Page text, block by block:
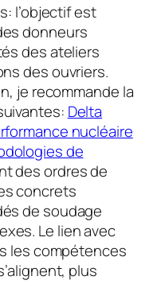
l’objectif est
donneurs
des ateliers
des ouvriers.
je recommande la
Delta
nucléaire
de
des ordres de
concrets
de soudage
Le lien avec
les compétences
plus